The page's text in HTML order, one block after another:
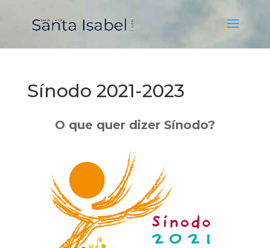
Sínodo 2021-2023
O que quer dizer Sínodo?